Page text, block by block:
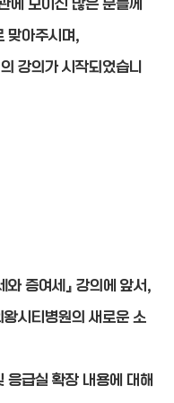
맞아주시며,
강의가 시작되었습니
와 증여세』 강의에 앞서,
시티병원의 새로운 소
응급실 확장 내용에 대해